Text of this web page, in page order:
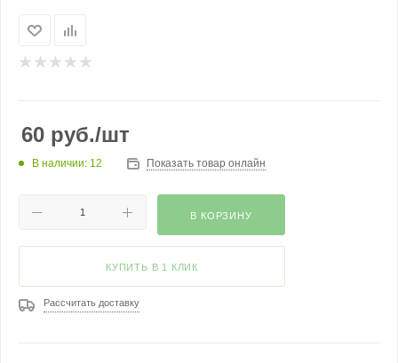
60 руб./шт
В наличии: 12 Показать товар онлайн
В КОРЗИНУ
КУПИТЬ В 1 КЛИК
Рассчитать доставку